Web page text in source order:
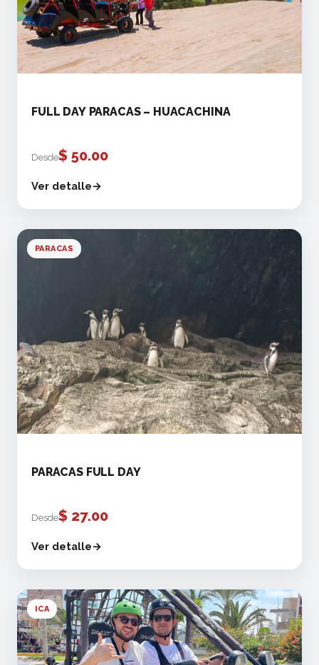
FULL DAY PARACAS – HUACACHINA
Desde$ 50.00
Ver detalle
PARACAS
PARACAS FULL DAY
Desde$ 27.00
Ver detalle
ICA